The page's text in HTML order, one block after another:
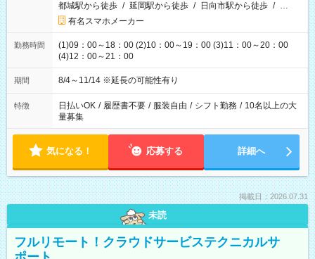
都城駅から徒歩 / 延岡駅から徒歩 / 日向市駅から徒歩 / …
有名スマホメーカー
勤務時間
(1)09：00～18：00 (2)10：00～19：00 (3)11：00～20：00
(4)12：00～21：00
期間 8/4～11/14 ※延長の可能性有り
特徴 日払いOK / 履歴書不要 / 服装自由 / シフト勤務 / 10名以上の大
量募集
気になる！ 応募する 詳細へ
掲載日：2026.07.31
未読
フルリモート！クラウドサービステクニカルサ